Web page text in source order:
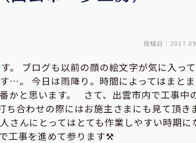
投稿日：
。 ブログも以前の顔の絵文字が気に入っ
…。 今日は雨降り。時間によってはまと
かと思います。 さて、出雲市内で工事中
合わせの際にはお施主さまにも見て頂き
さんにとってはとても作業しやすい時期に
工事を進めて参ります⚒